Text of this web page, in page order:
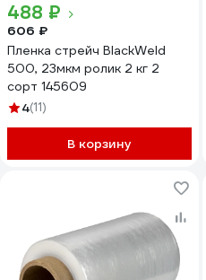
488 ₽
606 ₽
Пленка стрейч BlackWeld
500, 23мкм ролик 2 кг 2
сорт 145609
4(11)
В корзину